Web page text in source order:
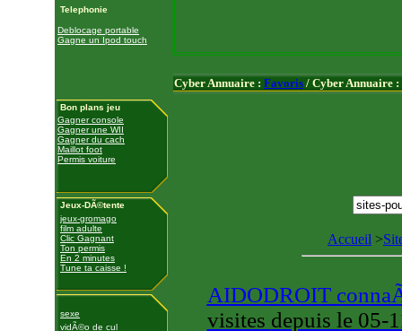
Telephonie
Deblocage portable
Gagne un Ipod touch
Bon plans jeu
Gagner console
Gagner une WII
Gagner du cach
Maillot foot
Permis voiture
Jeux-DÃ©tente
jeux-gromago
film adulte
Clic Gagnant
Ton permis
En 2 minutes
Tune ta caisse !
sexe
vidÃ©o de cul
Cyber Annuaire : Favoris / Cyber Annuaire :
Accueil >
AIDODROIT
visites depuis le 05-